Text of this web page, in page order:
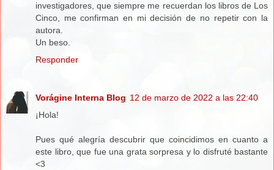
investigadores, que siempre me recuerdan los libros de Los
Cinco, me confirman en mi decisión de no repetir con la
autora.
Un beso.
Responder
Vorágine Interna Blog 12 de marzo de 2022 a las 22:40
¡Hola!
Pues qué alegría descubrir que coincidimos en cuanto a
este libro, que fue una grata sorpresa y lo disfruté bastante
<3